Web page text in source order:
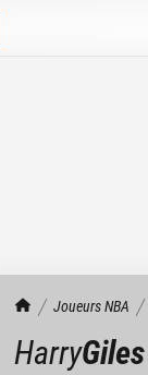
TrashTalk Actu NBA
Joueurs NBA
HarryGiles